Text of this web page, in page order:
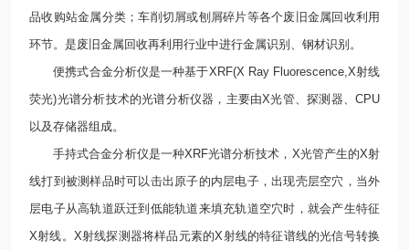
品收购站金属分类；车削切屑或刨屑碎片等各个废旧金属回收利用
环节。是废旧金属回收再利用行业中进行金属识别、钢材识别。
便携式合金分析仪是一种基于XRF(X Ray Fluorescence,X射线
荧光)光谱分析技术的光谱分析仪器，主要由X光管、探测器、CPU
以及存储器组成。
手持式合金分析仪是一种XRF光谱分析技术，X光管产生的X射
线打到被测样品时可以击出原子的内层电子，出现壳层空穴，当外
层电子从高轨道跃迁到低能轨道来填充轨道空穴时，就会产生特征
X射线。X射线探测器将样品元素的X射线的特征谱线的光信号转换